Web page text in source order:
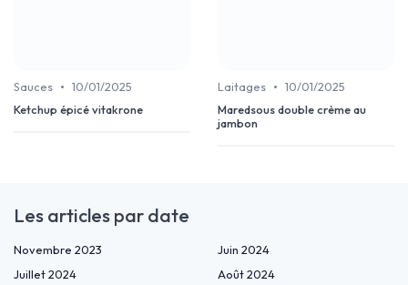
Sauces • 10/01/2025
Ketchup épicé vitakrone
Laitages • 10/01/2025
Maredsous double crème au
jambon
Les articles par date
Novembre 2023
Juin 2024
Juillet 2024
Août 2024